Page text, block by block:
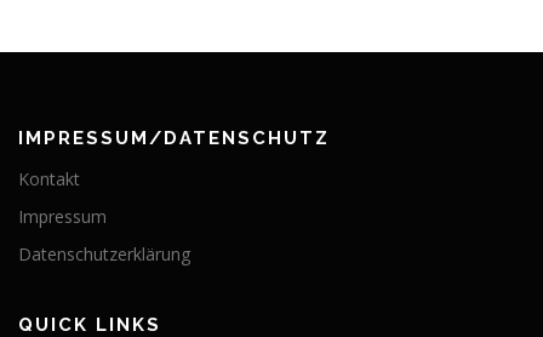
IMPRESSUM/DATENSCHUTZ
Kontakt
Impressum
Datenschutzerklärung
QUICK LINKS